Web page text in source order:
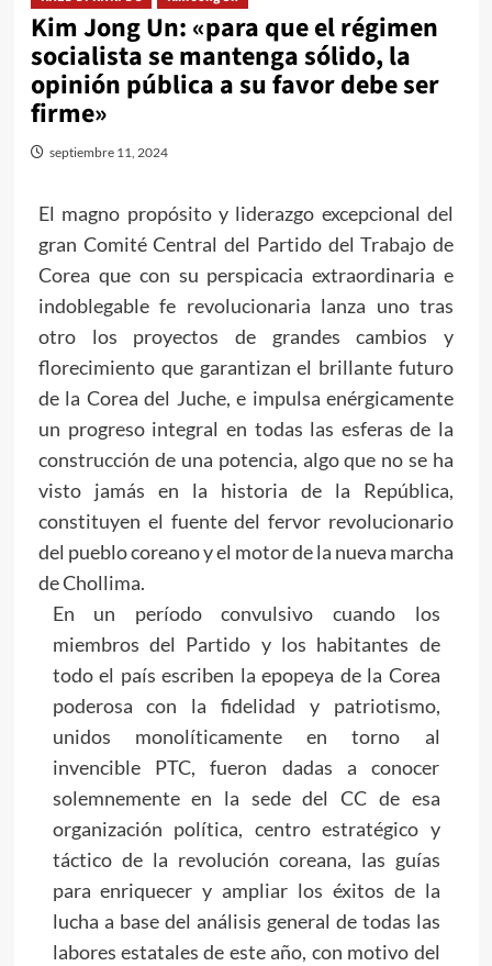
Kim Jong Un: «para que el régimen
socialista se mantenga sólido, la
opinión pública a su favor debe ser
firme»
septiembre 11, 2024
El magno propósito y liderazgo excepcional del
gran Comité Central del Partido del Trabajo de
Corea que con su perspicacia extraordinaria e
indoblegable fe revolucionaria lanza uno tras
otro los proyectos de grandes cambios y
florecimiento que garantizan el brillante futuro
de la Corea del Juche, e impulsa enérgicamente
un progreso integral en todas las esferas de la
construcción de una potencia, algo que no se ha
visto jamás en la historia de la República,
constituyen el fuente del fervor revolucionario
del pueblo coreano y el motor de la nueva marcha
de Chollima.
En un período convulsivo cuando los
miembros del Partido y los habitantes de
todo el país escriben la epopeya de la Corea
poderosa con la fidelidad y patriotismo,
unidos monolíticamente en torno al
invencible PTC, fueron dadas a conocer
solemnemente en la sede del CC de esa
organización política, centro estratégico y
táctico de la revolución coreana, las guías
para enriquecer y ampliar los éxitos de la
lucha a base del análisis general de todas las
labores estatales de este año, con motivo del